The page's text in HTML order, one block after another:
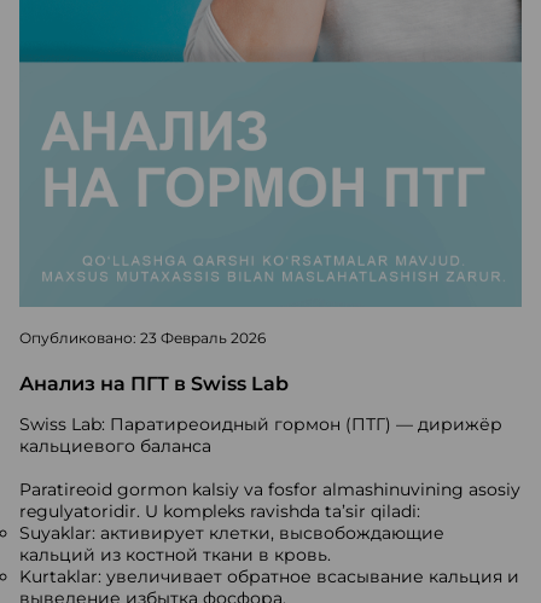
Опубликовано: 23 Февраль 2026
Анализ на ПГТ в Swiss Lab
Swiss Lab: Паратиреоидный гормон (ПТГ) — дирижёр
кальциевого баланса
Paratireoid gormon kalsiy va fosfor almashinuvining asosiy
regulyatoridir. U kompleks ravishda ta’sir qiladi:
Suyaklar: активирует клетки, высвобождающие
кальций из костной ткани в кровь.
Kurtaklar: увеличивает обратное всасывание кальция и
выведение избытка фосфора.